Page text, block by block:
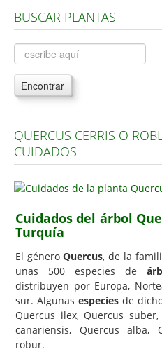
Árboles, Cicas y Palmeras
Plantas Anuales y Perennes
Plantas Bulbosas y Acuáticas
Plantas de Interior
Plantas Aromáticas y de
Plantas Carnívoras y
Consejos
Hemisferio Norte
Hemisferio Sur
Enfermedades
Animales
Hongos
Carencias
BUSCAR PLANTAS
Encontrar
QUERCUS CERRIS O
CUIDADOS
Cuidados del árbol
Turquía
El géneroQuercus, de la
unas 500 especies de
distribuyen por Europa,
sur. Algunas especiesde
Quercus ilex, Quercus
canariensis, Quercus alba,
robur.